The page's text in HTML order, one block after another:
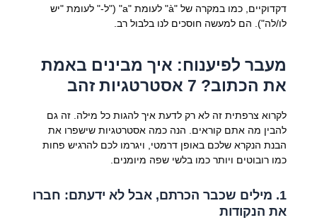
דקדוקיים, כמו במקרה של "à" לעומת "a" ("ל-" לעומת "יש
לו/לה"). הם למעשה חוסכים לנו בלבול רב.
מעבר לפיענוח: איך מבינים באמת
את הכתוב? 7 אסטרטגיות זהב
לקרוא צרפתית זה לא רק לדעת איך להגות כל מילה. זה גם
להבין מה אתם קוראים. הנה כמה אסטרטגיות שישפרו את
הבנת הנקרא שלכם באופן דרמטי, ויגרמו לכם להרגיש פחות
כמו רובוטים ויותר כמו בלשי שפה מיומנים.
1. מילים שכבר הכרתם, אבל לא ידעתם: חברו
את הנקודות